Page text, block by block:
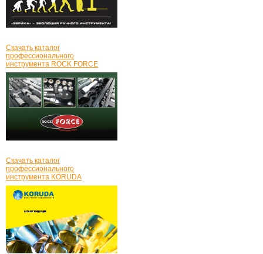
Скачать каталог
профессионального
инструмента ROCK FORCE
Скачать каталог
профессионального
инструмента KORUDA